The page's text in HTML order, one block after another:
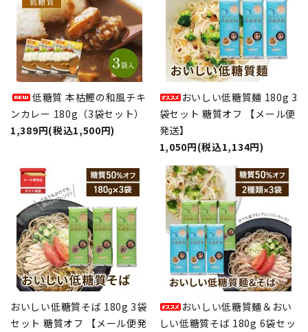
低糖質 本枯鰹の和風チキ
ンカレー 180g（3袋セット）
1,389円(税込1,500円)
おいしい低糖質麺 180g 3
袋セット 糖質オフ 【メール便
発送】
1,050円(税込1,134円)
おいしい低糖質そば 180g 3袋
セット 糖質オフ 【メール便発
おいしい低糖質麺＆おい
しい低糖質そば 180g 6袋セッ